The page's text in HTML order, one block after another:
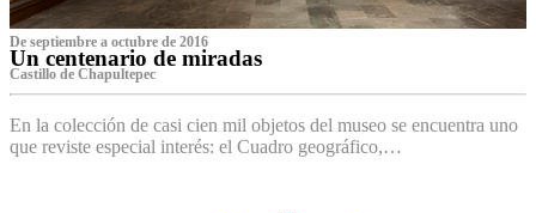
De septiembre a octubre de 2016
Un centenario de miradas
Castillo de Chapultepec
En la colección de casi cien mil objetos del museo se encuentra uno
que reviste especial interés: el Cuadro geográfico,…